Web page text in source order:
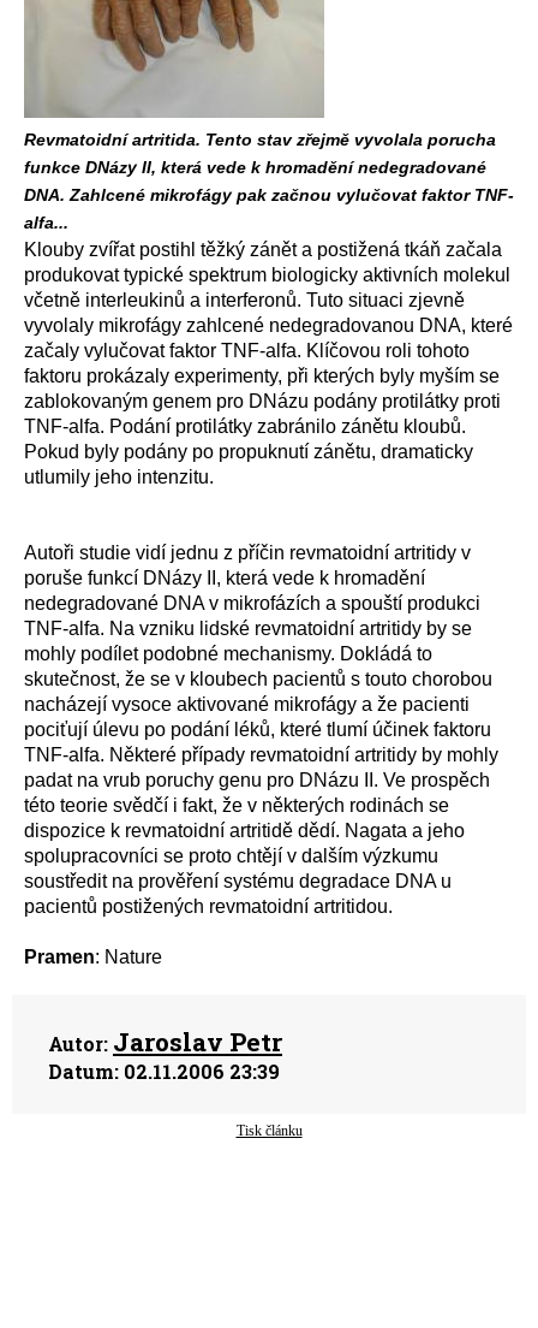
Revmatoidní artritida. Tento stav zřejmě vyvolala porucha
funkce DNázy II, která vede k hromadění nedegradované
DNA. Zahlcené mikrofágy pak začnou vylučovat faktor TNF-
alfa...
Klouby zvířat postihl těžký zánět a postižená tkáň začala
produkovat typické spektrum biologicky aktivních molekul
včetně interleukinů a interferonů. Tuto situaci zjevně
vyvolaly mikrofágy zahlcené nedegradovanou DNA, které
začaly vylučovat faktor TNF-alfa. Klíčovou roli tohoto
faktoru prokázaly experimenty, při kterých byly myším se
zablokovaným genem pro DNázu podány protilátky proti
TNF-alfa. Podání protilátky zabránilo zánětu kloubů.
Pokud byly podány po propuknutí zánětu, dramaticky
utlumily jeho intenzitu.
Autoři studie vidí jednu z příčin revmatoidní artritidy v
poruše funkcí DNázy II, která vede k hromadění
nedegradované DNA v mikrofázích a spouští produkci
TNF-alfa. Na vzniku lidské revmatoidní artritidy by se
mohly podílet podobné mechanismy. Dokládá to
skutečnost, že se v kloubech pacientů s touto chorobou
nacházejí vysoce aktivované mikrofágy a že pacienti
pociťují úlevu po podání léků, které tlumí účinek faktoru
TNF-alfa. Některé případy revmatoidní artritidy by mohly
padat na vrub poruchy genu pro DNázu II. Ve prospěch
této teorie svědčí i fakt, že v některých rodinách se
dispozice k revmatoidní artritidě dědí. Nagata a jeho
spolupracovníci se proto chtějí v dalším výzkumu
soustředit na prověření systému degradace DNA u
pacientů postižených revmatoidní artritidou.
Pramen: Nature
Autor: Jaroslav Petr
Datum: 02.11.2006 23:39
Tisk článku